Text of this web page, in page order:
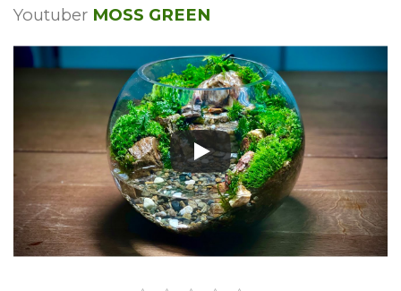
Youtuber MOSS GREEN